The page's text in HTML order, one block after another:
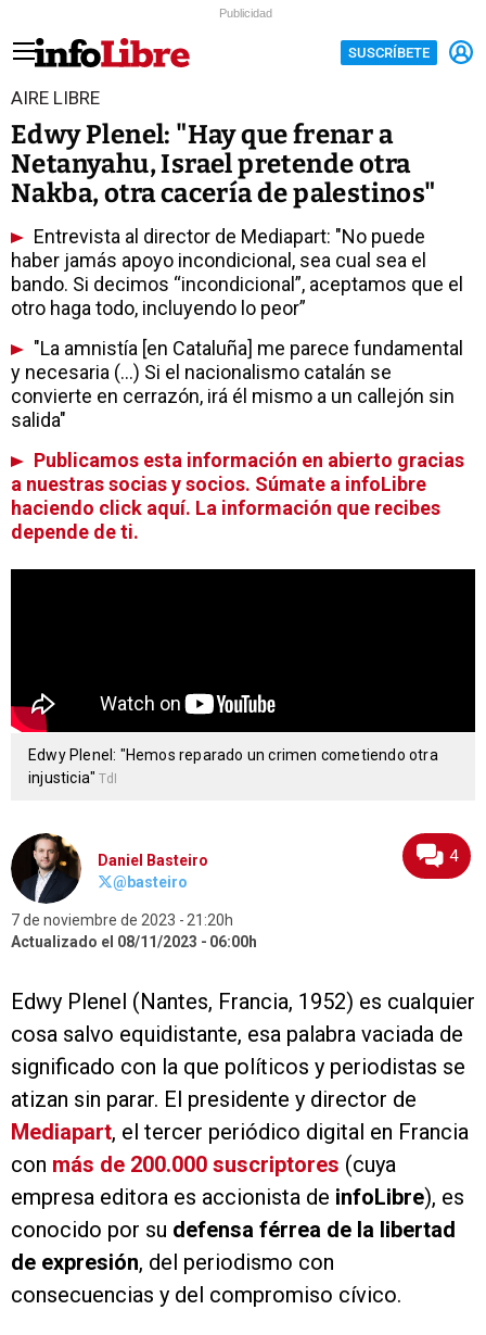
Publicidad
SUSCRÍBETE
AIRE LIBRE
Edwy Plenel: "Hay que frenar a
Netanyahu, Israel pretende otra
Nakba, otra cacería de palestinos"
Entrevista al director de Mediapart: "No puede
haber jamás apoyo incondicional, sea cual sea el
bando. Si decimos “incondicional”, aceptamos que el
otro haga todo, incluyendo lo peor”
"La amnistía [en Cataluña] me parece fundamental
y necesaria (...) Si el nacionalismo catalán se
convierte en cerrazón, irá él mismo a un callejón sin
salida"
Publicamos esta información en abierto gracias
a nuestras socias y socios. Súmate a infoLibre
haciendo click aquí. La información que recibes
depende de ti.
Edwy Plenel: "Hemos reparado un crimen cometiendo otra
injusticia"TdI
Daniel Basteiro
@basteiro
7 de noviembre de 2023
21:20h
Actualizado el 08/11/2023
06:00h
4
Edwy Plenel (Nantes, Francia, 1952) es cualquier
cosa salvo equidistante, esa palabra vaciada de
significado con la que políticos y periodistas se
atizan sin parar. El presidente y director de
Mediapart, el tercer periódico digital en Francia
con más de 200.000 suscriptores (cuya
empresa editora es accionista de infoLibre), es
conocido por su defensa férrea de la libertad
de expresión, del periodismo con
consecuencias y del compromiso cívico.